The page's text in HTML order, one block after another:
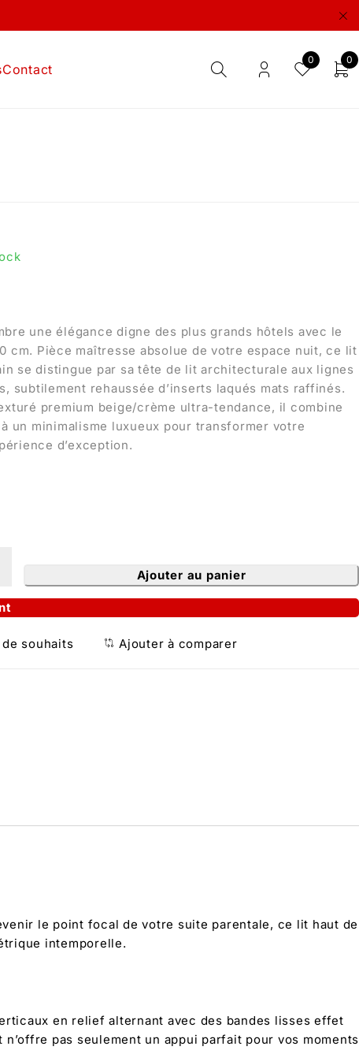
Contact
0 0
une élégance digne des plus grands hôtels avec le
cm. Pièce maîtresse absolue de votre espace nuit, ce lit
se distingue par sa tête de lit architecturale aux lignes
subtilement rehaussée d’inserts laqués mats raffinés.
premium beige/crème ultra-tendance, il combine
un minimalisme luxueux pour transformer votre
d’exception.
Ajouter au panier
souhaits Ajouter à comparer
le point focal de votre suite parentale, ce lit haut de
intemporelle.
en relief alternant avec des bandes lisses effet
pas seulement un appui parfait pour vos moments